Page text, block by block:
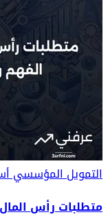
التمويل المؤسسي
متطلبات رأس